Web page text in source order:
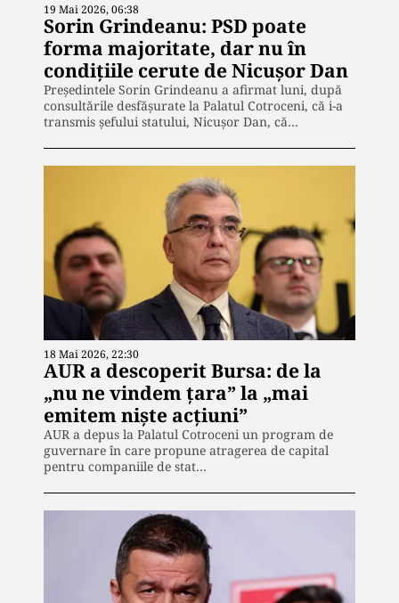
19 Mai 2026, 06:38
Sorin Grindeanu: PSD poate
forma majoritate, dar nu în
condițiile cerute de Nicuşor Dan
Președintele Sorin Grindeanu a afirmat luni, după
consultările desfășurate la Palatul Cotroceni, că i-a
transmis șefului statului, Nicuşor Dan, că…
18 Mai 2026, 22:30
AUR a descoperit Bursa: de la
„nu ne vindem țara” la „mai
emitem niște acțiuni”
AUR a depus la Palatul Cotroceni un program de
guvernare în care propune atragerea de capital
pentru companiile de stat…